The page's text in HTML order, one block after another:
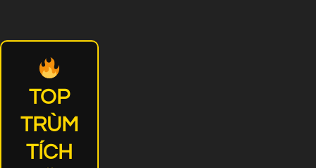
TOP
TRÙM
TÍCH